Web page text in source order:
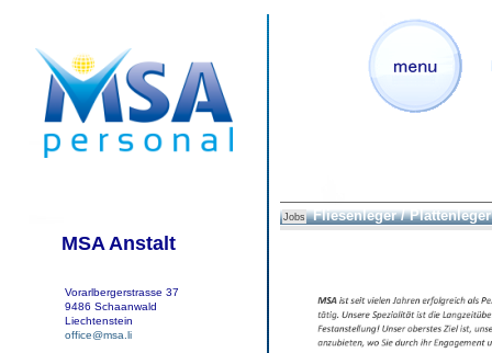
MSA Anstalt
Vorarlbergerstrasse 37
9486 Schaanwald
Liechtenstein
office@msa.li
Jobs Fliesenleger / Plattenleger